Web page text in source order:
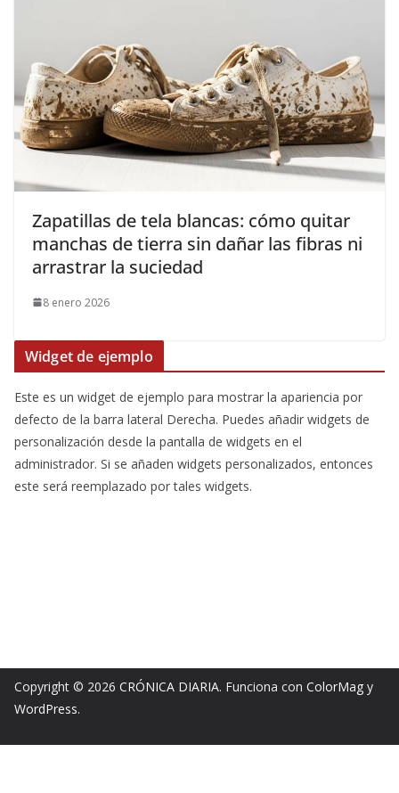
Zapatillas de tela blancas: cómo quitar
manchas de tierra sin dañar las fibras ni
arrastrar la suciedad
8 enero 2026
Widget de ejemplo
Este es un widget de ejemplo para mostrar la apariencia por
defecto de la barra lateral Derecha. Puedes añadir widgets de
personalización desde la pantalla de widgets en el
administrador. Si se añaden widgets personalizados, entonces
este será reemplazado por tales widgets.
Copyright © 2026 CRÓNICA DIARIA. Funciona con ColorMag y
WordPress.